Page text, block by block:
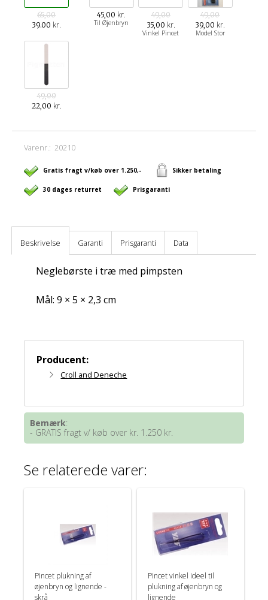
65,00
39.00 kr.
45,00 kr.
Til Øjenbryn
49,00
35,00 kr.
Vinkel Pincet
49,00
39,00 kr.
Model Stor
49,00
22,00 kr.
Varenr.:20210
Gratis fragt v/køb over 1.250,- Sikker betaling
30 dages returret Prisgaranti
Beskrivelse Garanti Prisgaranti Data
Neglebørste i træ med pimpsten
Mål: 9 × 5 × 2,3 cm
Producent:
Croll and Deneche
Bemærk:
- GRATIS fragt v/ køb over kr. 1.250 kr.
Se relaterede varer:
Pincet plukning af
øjenbryn og lignende -
skrå
Pincet vinkel ideel til
plukning af øjenbryn og
lignende